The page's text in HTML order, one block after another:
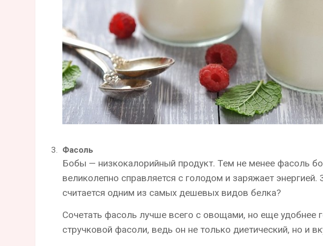
Фасоль
Бобы — низкокалорийный продукт. Тем не менее фасоль
великолепно справляется с голодом и заряжает энергией.
считается одним из самых дешевых видов белка?
Сочетать фасоль лучше всего с овощами, но еще удобнее
стручковой фасоли, ведь он не только диетический, но и